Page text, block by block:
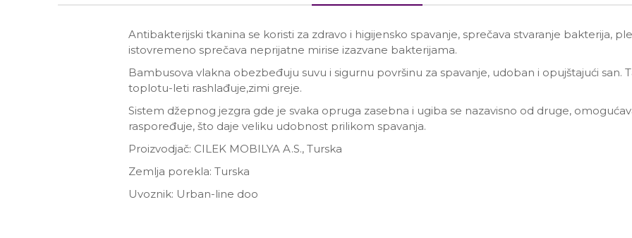
Antibakterijski tkanina se koristi za zdravo i higijensko spavanje, sprečava stvaranje bakterija,
istovremeno sprečava neprijatne mirise izazvane bakterijama.
Bambusova vlakna obezbeđuju suvu i sigurnu površinu za spavanje, udoban i opujštajući san.
toplotu-leti rashlađuje,zimi greje.
Sistem džepnog jezgra gde je svaka opruga zasebna i ugiba se nazavisno od druge,
raspoređuje, što daje veliku udobnost prilikom spavanja.
Proizvodjač: CILEK MOBILYA A.S., Turska
Zemlja porekla: Turska
Uvoznik: Urban-line doo